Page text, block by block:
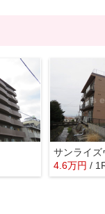
サンライズ
4.6万円 /